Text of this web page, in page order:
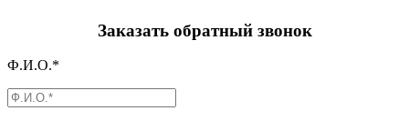
Заказать обратный звонок
Ф.И.О.*